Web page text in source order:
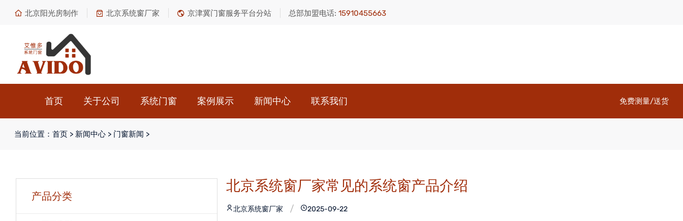
北京阳光房制作 北京系统窗厂家 京津冀门窗服务平台分站 总部加盟电话: 15910455663
首页 关于公司 系统门窗 案例展示 新闻中心 联系我们 免费测量/送货
当前位置： 首页 > 新闻中心 > 门窗新闻 >
产品分类
北京系统窗厂家常见的系统窗产品介绍
北京系统窗厂家 2025-09-22